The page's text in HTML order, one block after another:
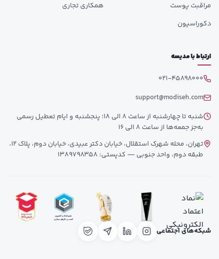
مراقبت پوست
دکوراسیون
همکاری تجاری
ارتباط با مدیسه
021-45898000
support@modiseh.com
شنبه تا چهارشنبه از ساعت 8 الی 18؛ پنجشنبه و ایام تعطیل رسمی
به‌جز جمعه‌ها از ساعت 8 الی 16
تهران، محله شهرک استقلال، خیابان دکتر عبیدی، خیابان دوم، پلاک 12،
طبقه دوم، واحد جنوبی — کدپستی: 1389798358
شبکه‌های اجتماعی